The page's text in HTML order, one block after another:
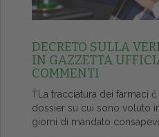
DECRETO SULLA
IN GAZZETTA
COMMENTI
ŤLa tracciatura dei farmaci
dossier su cui sono voluto
giorni di mandato